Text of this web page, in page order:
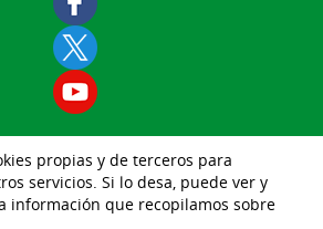
Aviso Legal
|
Identificativos
||||
propias y de terceros para
servicios. Si lo desa, puede ver y
información que recopilamos sobre